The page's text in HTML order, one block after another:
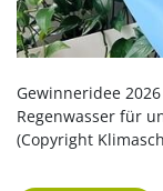
Gewinneridee
Regenwasser für
(Copyright